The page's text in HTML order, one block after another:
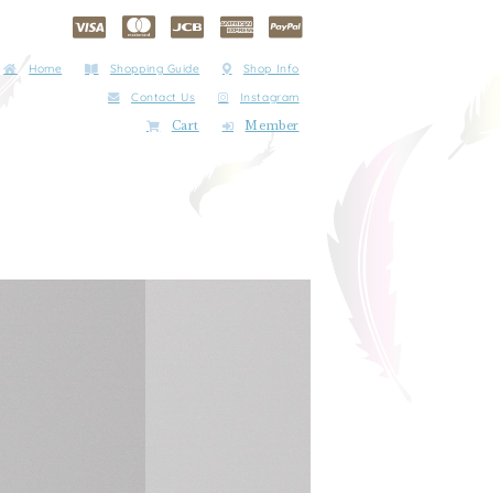
Home Shopping Guide
Shop Info
Contact Us
Instagram
Cart
Member